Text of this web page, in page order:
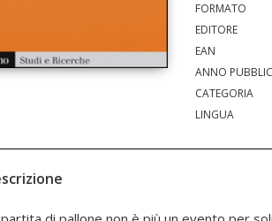
FORMATO
EDITORE
EAN
ANNO
CATEGORIA
LINGUA